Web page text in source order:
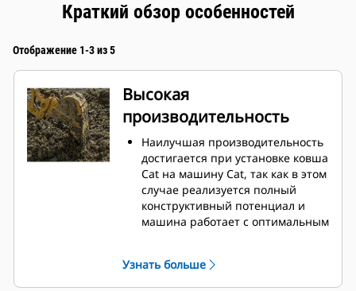
Краткий обзор особенностей
Отображение 1-3 из 5
Высокая
производительность
Наилучшая производительность
достигается при установке ковша
Cat на машину Cat, так как в этом
случае реализуется полный
конструктивный потенциал и
машина работает с оптимальным
радиусом позволяет улучшить
поток материала в ковш.
Узнать больше